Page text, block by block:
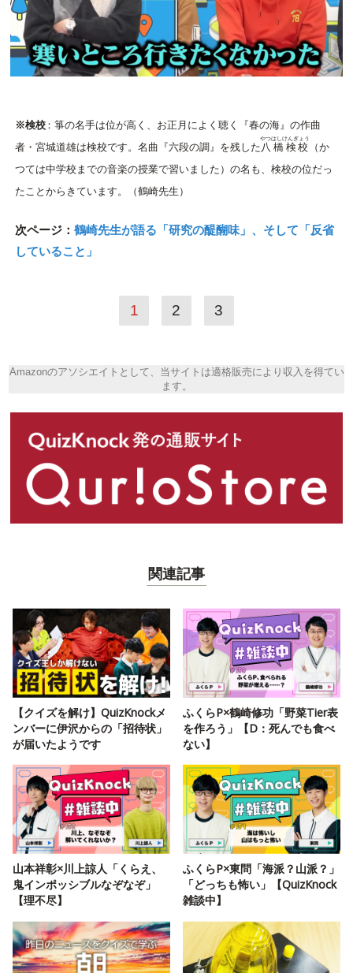
※検校：箏の名手は位が高く、お正月によく聴く『春の海』の作曲
者・宮城道雄は検校です。名曲『六段の調』を残した 八橋検校
やつはしけんぎょう
（か
つては中学校までの音楽の授業で習いました）の名も、検校の位だっ
たことからきています。（鶴崎先生）
次ページ： 鶴崎先生が語る「研究の醍醐味」、そして「反省
していること」
1 2 3
Amazonのアソシエイトとして、当サイトは適格販売により収入を得てい
ます。
関連記事
【クイズを解け】QuizKnockメ
ンバーに伊沢からの「招待状」
が届いたようです
ふくらP×鶴崎修功「野菜Tier表
を作ろう」【D：死んでも食べ
ない】
山本祥彰×川上諒人「くらえ、
鬼インポッシブルなぞなぞ」
【理不尽】
ふくらP×東問「海派？山派？」
「どっちも怖い」【QuizKnock
雑談中】